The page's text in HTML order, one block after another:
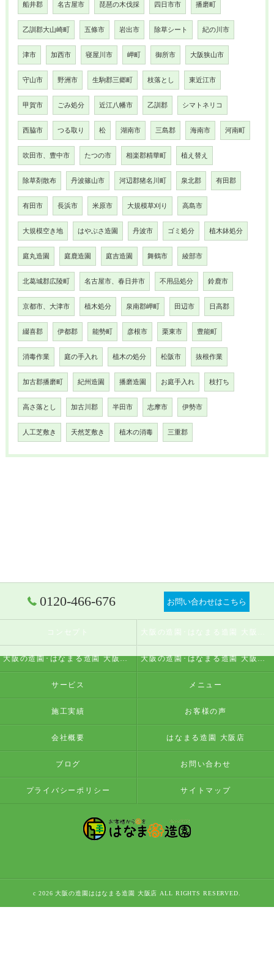
船井郡 名古屋市 琵琶の木伐採 四日市市 播磨町
乙訓郡大山崎町 五條市 岩出市 除草シート 紀の川市
津市 加西市 寝屋川市 岬町 御所市 大阪狭山市
守山市 野洲市 生駒郡三郷町 枝落とし 東近江市
甲賀市 ごみ処分 近江八幡市 乙訓郡 シマトネリコ
西脇市 つる取り 松 湖南市 三島郡 海南市 河南町
吹田市、豊中市 たつの市 相楽郡精華町 植え替え
除草剤散布 丹波篠山市 河辺郡猪名川町 泉北郡 有田郡
有田市 長浜市 米原市 大規模草刈り 高島市
大規模空き地 はやぶさ造園 丹波市 ゴミ処分 植木鉢処分
庭丸造園 庭鹿造園 庭吉造園 舞鶴市 綾部市
北葛城郡広陵町 名古屋市、春日井市 不用品処分 鈴鹿市
京都市、大津市 植木処分 泉南郡岬町 田辺市 日高郡
綴喜郡 伊都郡 能勢町 彦根市 栗東市 豊能町
消毒作業 庭の手入れ 植木の処分 松阪市 抜根作業
加古郡播磨町 紀州造園 播磨造園 お庭手入れ 枝打ち
高さ落とし 加古川郡 半田市 志摩市 伊勢市
人工芝敷き 天然芝敷き 植木の消毒 三重郡
0120-466-676 お問い合わせはこちら
コンセプト
大阪の造園･はなまる造園 大阪店の評判 大阪の造園･はなまる造園 大阪店のお客様の声
サービス メニュー
施工実績 お客様の声
会社概要 はなまる造園 大阪店
ブログ お問い合わせ
プライバシーポリシー サイトマップ
c 2026 大阪の造園ははなまる造園 大阪店 ALL RIGHTS RESERVED.